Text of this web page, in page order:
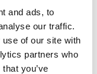
and ads, to
our traffic.
of our site with
partners who
you’ve
einsehen und